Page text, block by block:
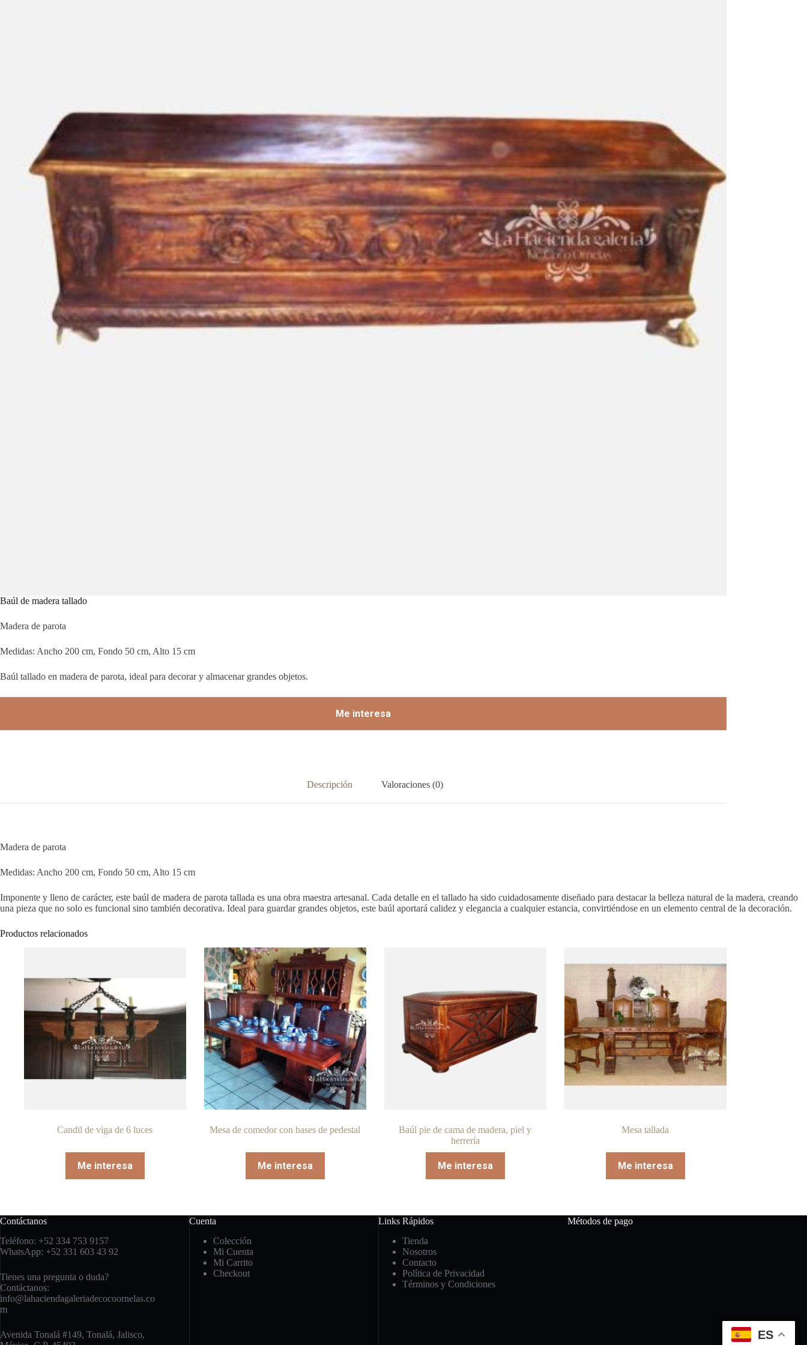
Baúl de madera tallado
Madera de parota
Medidas: Ancho 200 cm, Fondo 50 cm, Alto 15 cm
Baúl tallado en madera de parota, ideal para decorar y almacenar grandes objetos.
Me interesa
Descripción Valoraciones (0)
Madera de parota
Medidas: Ancho 200 cm, Fondo 50 cm, Alto 15 cm
Imponente y lleno de carácter, este baúl de madera de parota tallada es una obra maestra artesanal. Cada detalle en el tallado ha sido cuidadosamente diseñado para destacar la belleza natural de la madera, creando
una pieza que no solo es funcional sino también decorativa. Ideal para guardar grandes objetos, este baúl aportará calidez y elegancia a cualquier estancia, convirtiéndose en un elemento central de la decoración.
Productos relacionados
Candil de viga de 6 luces
Me interesa
Mesa de comedor con bases de pedestal
Me interesa
Baúl pie de cama de madera, piel y
herrería
Me interesa
Mesa tallada
Me interesa
Contáctanos
Teléfono: +52 334 753 9157
WhatsApp: +52 331 603 43 92
Tienes una pregunta o duda?
Contáctanos:
info@lahaciendagaleriadecocoornelas.co
m
Avenida Tonalá #149, Tonalá, Jalisco,
Cuenta
Colección
Mi Cuenta
Mi Carrito
Checkout
Links Rápidos
Tienda
Nosotros
Contacto
Política de Privacidad
Términos y Condiciones
Métodos de pago
ES